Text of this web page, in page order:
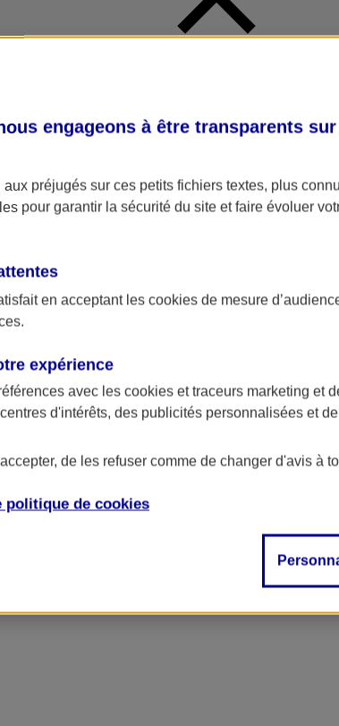
engageons à être transparents
aux préjugés sur ces petits fichiers textes, plus
pour garantir la sécurité du site et faire évoluer
en acceptant les cookies de mesure
expérience
avec les cookies et traceurs marketing et
d'intérêts, des publicités personnalisées et
de les refuser comme de changer d'avis à
politique de cookies